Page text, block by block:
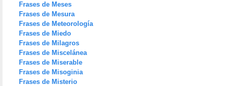
Frases de Meses
Frases de Mesura
Frases de Meteorología
Frases de Miedo
Frases de Milagros
Frases de Miscelánea
Frases de Miserable
Frases de Misoginia
Frases de Misterio